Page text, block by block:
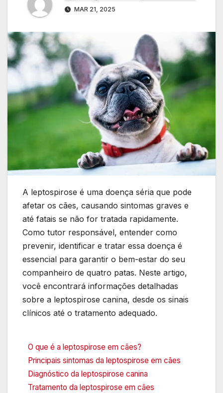
MAR 21, 2025
A leptospirose é uma doença séria que pode
afetar os cães, causando sintomas graves e
até fatais se não for tratada rapidamente.
Como tutor responsável, entender como
prevenir, identificar e tratar essa doença é
essencial para garantir o bem-estar do seu
companheiro de quatro patas. Neste artigo,
você encontrará informações detalhadas
sobre a leptospirose canina, desde os sinais
clínicos até o tratamento adequado.
O que é a leptospirose em cães?
Principais sintomas da leptospirose em cães
Diagnóstico da leptospirose canina
Tratamento da leptospirose em cães